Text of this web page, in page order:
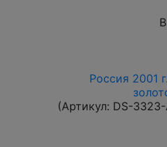
Россия 2001
(Артикул: DS-